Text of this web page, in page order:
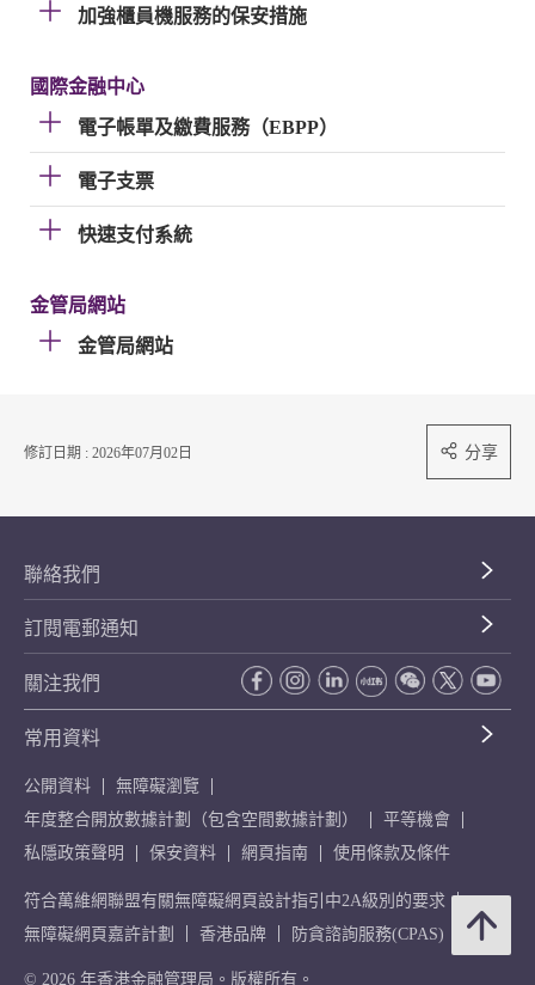
加強櫃員機服務的保安措施
國際金融中心
電子帳單及繳費服務（EBPP）
電子支票
快速支付系統
金管局網站
金管局網站
修訂日期 : 2026年07月02日 分享
聯絡我們
訂閱電郵通知
關注我們
常用資料
公開資料
無障礙瀏覽
年度整合開放數據計劃（包含空間數據計劃）
平等機會
私隱政策聲明
保安資料 網頁指南 使用條款及條件
符合萬維網聯盟有關無障礙網頁設計指引中2A級別的要求
無障礙網頁嘉許計劃
香港品牌 防貪諮詢服務(CPAS)
© 2026 年香港金融管理局。版權所有。